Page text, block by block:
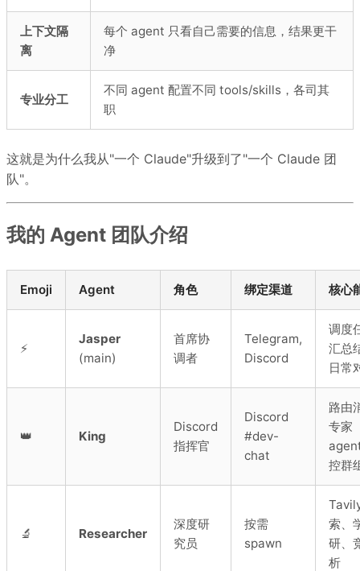
上下文隔
离
每个 agent 只看自己需要的信息，结果更干
净
专业分工
不同 agent 配置不同 tools/skills，各司其
职
这就是为什么我从"一个 Claude"升级到了"一个 Claude 团
队"。
我的 Agent 团队介绍
Emoji Agent 角色 绑定渠道 核心
⚡
Jasper
(main)
首席协
调者
Telegram,
Discord
调度
汇总
日常
👑 King
Discord
指挥官
Discord
#dev-
chat
路由
专家
控群
🔬 Researcher
深度研
究员
按需
spawn
索、
研、
析